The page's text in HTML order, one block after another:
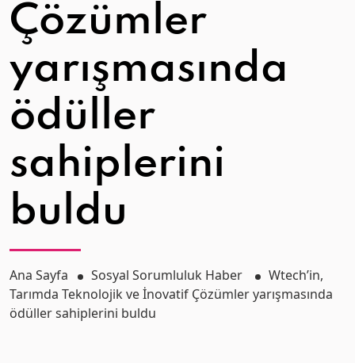
Çözümler
yarışmasında
ödüller
sahiplerini
buldu
Ana Sayfa Sosyal Sorumluluk Haber
Wtech’in,
Tarımda Teknolojik ve İnovatif Çözümler yarışmasında
ödüller sahiplerini buldu